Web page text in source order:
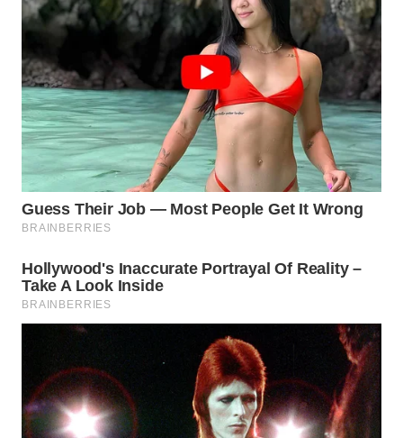
KARAWANG
WN
BEKASI
WN
BOGOR
WN
DEPOK
TAPANULI
UTARA
WN
PADANG